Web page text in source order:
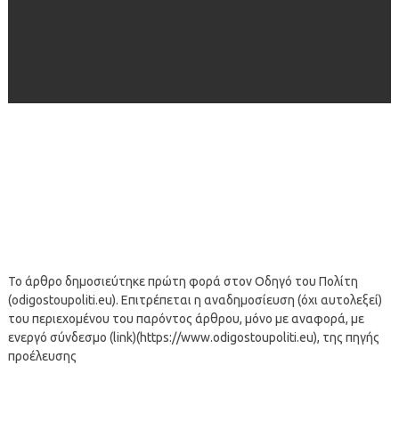
Το άρθρο δημοσιεύτηκε πρώτη φορά στον Οδηγό του Πολίτη
(odigostoupoliti.eu). Επιτρέπεται η αναδημοσίευση (όχι αυτολεξεί)
του περιεχομένου του παρόντος άρθρου, μόνο με αναφορά, με
ενεργό σύνδεσμο (link)(https://www.odigostoupoliti.eu), της πηγής
προέλευσης